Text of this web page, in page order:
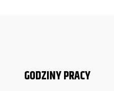
GODZINY PRACY